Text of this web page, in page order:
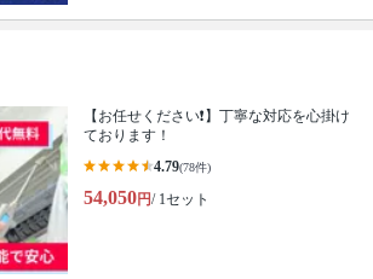
【お任せください❗️】丁寧な対応を心掛け
ております！
4.79(78件)
54,050円/ 1セット